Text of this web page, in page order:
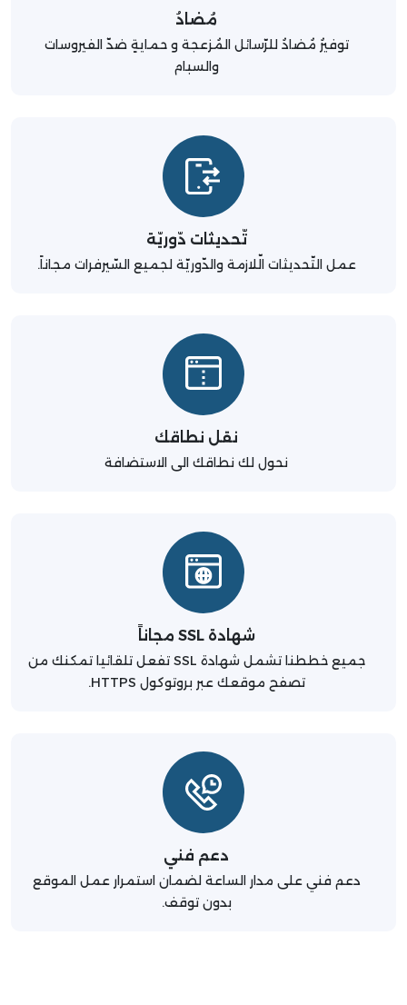
مُضادُ
توفيرُ مُضادُ للرّسائل المُزعجة و حمايةٍ ضدّ الفيروسات
والسبام
تّحديثات دّوريّة
عمل التّحديثات الّلازمة والدّوريّة لجميع السّيرفرات مجاناً.
نقل نطاقك
نحول لك نطاقك الى الاستضافة
شهادة SSL مجاناً
جميع خططنا تشمل شهادة SSL تفعل تلقائيا تمكنك من
تصفح موقعك عبر بروتوكول HTTPS.
دعم فني
دعم فني على مدار الساعة لضمان استمرار عمل الموقع
بدون توقف.